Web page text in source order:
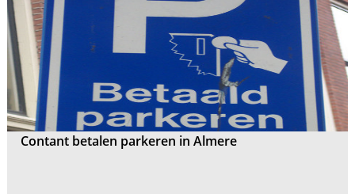
Contant betalen parkeren in Almere